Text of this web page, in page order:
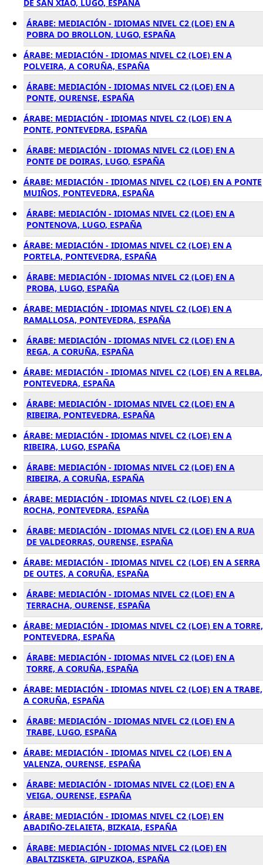
DE SAN XIAO, LUGO, ESPAÑA
ÁRABE: MEDIACIÓN - IDIOMAS NIVEL C2 (LOE) EN A
POBRA DO BROLLON, LUGO, ESPAÑA
ÁRABE: MEDIACIÓN - IDIOMAS NIVEL C2 (LOE) EN A
POLVEIRA, A CORUÑA, ESPAÑA
ÁRABE: MEDIACIÓN - IDIOMAS NIVEL C2 (LOE) EN A
PONTE, OURENSE, ESPAÑA
ÁRABE: MEDIACIÓN - IDIOMAS NIVEL C2 (LOE) EN A
PONTE, PONTEVEDRA, ESPAÑA
ÁRABE: MEDIACIÓN - IDIOMAS NIVEL C2 (LOE) EN A
PONTE DE DOIRAS, LUGO, ESPAÑA
ÁRABE: MEDIACIÓN - IDIOMAS NIVEL C2 (LOE) EN A PONTE
MUIÑOS, PONTEVEDRA, ESPAÑA
ÁRABE: MEDIACIÓN - IDIOMAS NIVEL C2 (LOE) EN A
PONTENOVA, LUGO, ESPAÑA
ÁRABE: MEDIACIÓN - IDIOMAS NIVEL C2 (LOE) EN A
PORTELA, PONTEVEDRA, ESPAÑA
ÁRABE: MEDIACIÓN - IDIOMAS NIVEL C2 (LOE) EN A
PROBA, LUGO, ESPAÑA
ÁRABE: MEDIACIÓN - IDIOMAS NIVEL C2 (LOE) EN A
RAMALLOSA, PONTEVEDRA, ESPAÑA
ÁRABE: MEDIACIÓN - IDIOMAS NIVEL C2 (LOE) EN A
REGA, A CORUÑA, ESPAÑA
ÁRABE: MEDIACIÓN - IDIOMAS NIVEL C2 (LOE) EN A RELBA,
PONTEVEDRA, ESPAÑA
ÁRABE: MEDIACIÓN - IDIOMAS NIVEL C2 (LOE) EN A
RIBEIRA, PONTEVEDRA, ESPAÑA
ÁRABE: MEDIACIÓN - IDIOMAS NIVEL C2 (LOE) EN A
RIBEIRA, LUGO, ESPAÑA
ÁRABE: MEDIACIÓN - IDIOMAS NIVEL C2 (LOE) EN A
RIBEIRA, A CORUÑA, ESPAÑA
ÁRABE: MEDIACIÓN - IDIOMAS NIVEL C2 (LOE) EN A
ROCHA, PONTEVEDRA, ESPAÑA
ÁRABE: MEDIACIÓN - IDIOMAS NIVEL C2 (LOE) EN A RUA
DE VALDEORRAS, OURENSE, ESPAÑA
ÁRABE: MEDIACIÓN - IDIOMAS NIVEL C2 (LOE) EN A SERRA
DE OUTES, A CORUÑA, ESPAÑA
ÁRABE: MEDIACIÓN - IDIOMAS NIVEL C2 (LOE) EN A
TERRACHA, OURENSE, ESPAÑA
ÁRABE: MEDIACIÓN - IDIOMAS NIVEL C2 (LOE) EN A TORRE,
PONTEVEDRA, ESPAÑA
ÁRABE: MEDIACIÓN - IDIOMAS NIVEL C2 (LOE) EN A
TORRE, A CORUÑA, ESPAÑA
ÁRABE: MEDIACIÓN - IDIOMAS NIVEL C2 (LOE) EN A TRABE,
A CORUÑA, ESPAÑA
ÁRABE: MEDIACIÓN - IDIOMAS NIVEL C2 (LOE) EN A
TRABE, LUGO, ESPAÑA
ÁRABE: MEDIACIÓN - IDIOMAS NIVEL C2 (LOE) EN A
VALENZA, OURENSE, ESPAÑA
ÁRABE: MEDIACIÓN - IDIOMAS NIVEL C2 (LOE) EN A
VEIGA, OURENSE, ESPAÑA
ÁRABE: MEDIACIÓN - IDIOMAS NIVEL C2 (LOE) EN
ABADIÑO-ZELAIETA, BIZKAIA, ESPAÑA
ÁRABE: MEDIACIÓN - IDIOMAS NIVEL C2 (LOE) EN
ABALTZISKETA, GIPUZKOA, ESPAÑA